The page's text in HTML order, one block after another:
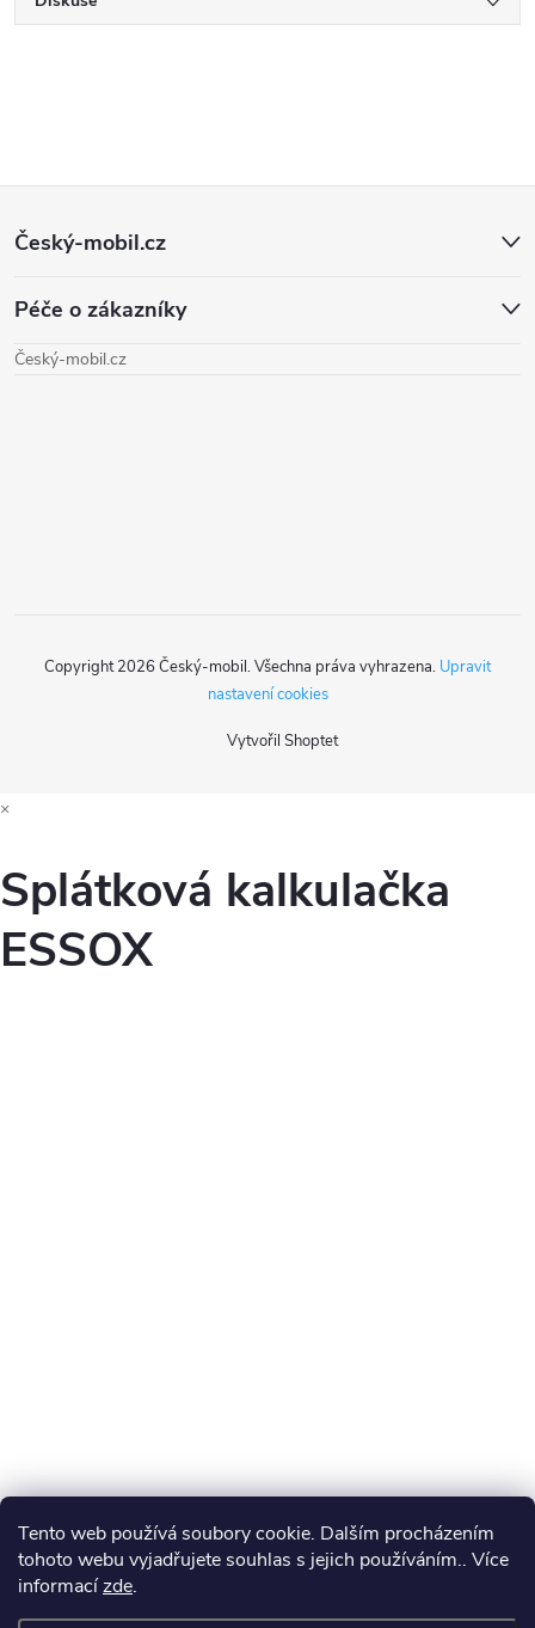
Tento web používá soubory cookie. Dalším procházením
tohoto webu vyjadřujete souhlas s jejich používáním.. Více
informacízde.
Z
p
Český-mobil.cz
Péče o zákazníky
Český-mobil.cz
Vytvořil Shoptet
Copyright 2026 Český-mobil. Všechna práva vyhrazena. Upravit
nastavení cookies
×
Splátková kalkulačka
ESSOX